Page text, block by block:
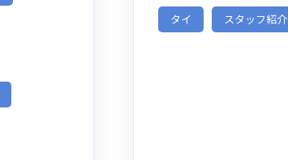
タイ スタッフ紹介